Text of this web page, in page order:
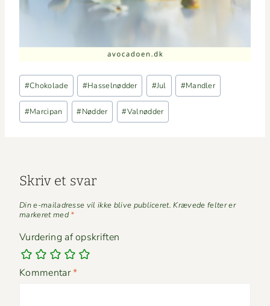
Indlæg-
tags:
#Chokolade #Hasselnødder #Jul #Mandler
#Marcipan #Nødder #Valnødder
Skriv et svar
Din e-mailadresse vil ikke blive publiceret. Krævede felter er
markeret med*
Vurdering af opskriften
Kommentar*